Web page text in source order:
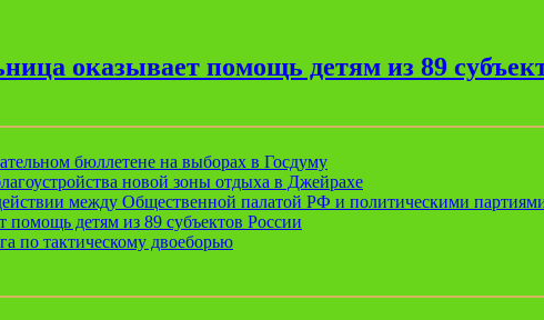
оказывает помощь детям из 89
бюллетене на выборах в Госдуму
новой зоны отдыха в Джейрахе
между Общественной палатой РФ и политическими
детям из 89 субъектов России
по тактическому двоеборью